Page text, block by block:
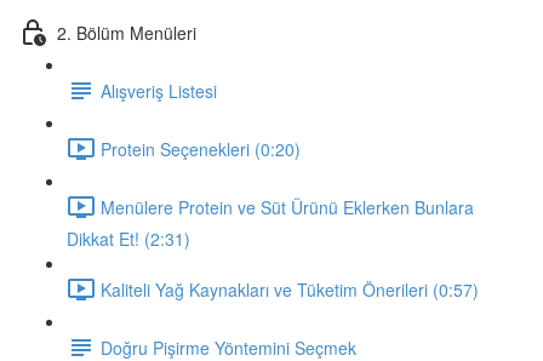
2. Bölüm Menüleri
Alışveriş Listesi
Protein Seçenekleri (0:20)
Menülere Protein ve Süt Ürünü Eklerken Bunlara
Dikkat Et! (2:31)
Kaliteli Yağ Kaynakları ve Tüketim Önerileri (0:57)
Doğru Pişirme Yöntemini Seçmek